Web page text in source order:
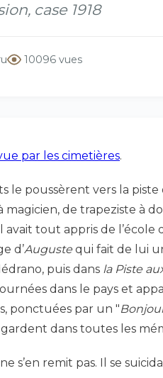
case 1918
10096 vues
par les cimetières.
le poussèrent vers la piste
magicien, de trapeziste à
avait tout appris de l’école
d’Auguste qui fait de lui
puis dans la Piste
dans le pays et
ponctuées par un "
dans toutes les
s’en remit pas. Il se